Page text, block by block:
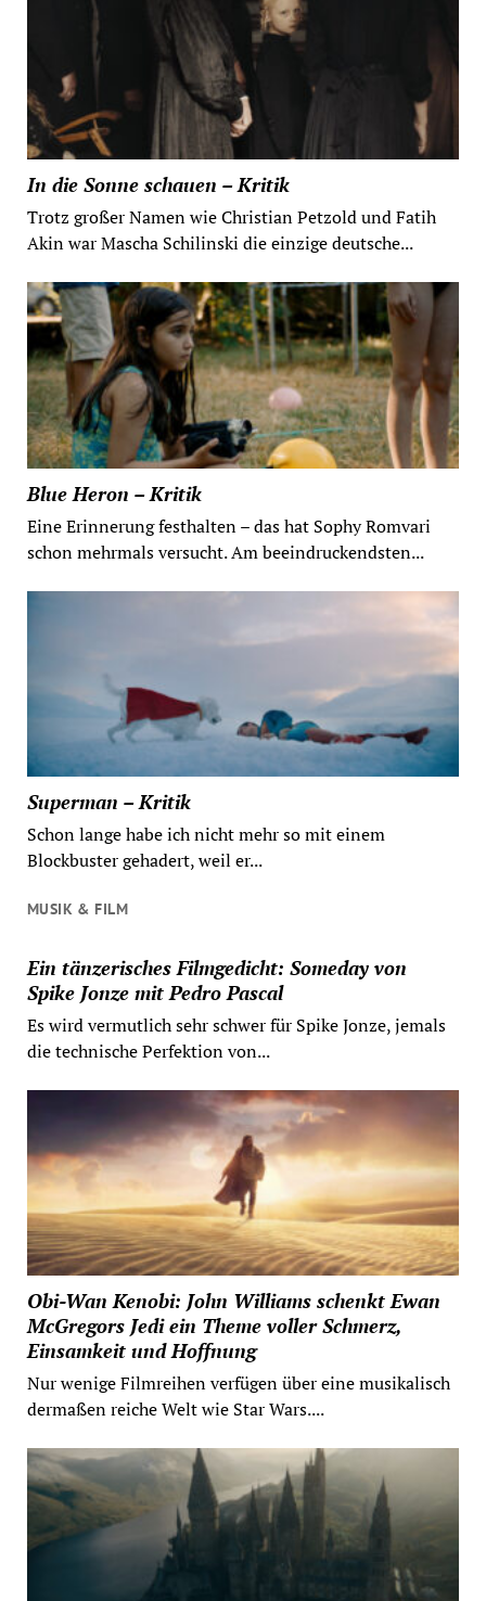
In die Sonne schauen – Kritik
Trotz großer Namen wie Christian Petzold und Fatih
Akin war Mascha Schilinski die einzige deutsche...
Blue Heron – Kritik
Eine Erinnerung festhalten – das hat Sophy Romvari
schon mehrmals versucht. Am beeindruckendsten...
Superman – Kritik
Schon lange habe ich nicht mehr so mit einem
Blockbuster gehadert, weil er...
MUSIK & FILM
Ein tänzerisches Filmgedicht: Someday von
Spike Jonze mit Pedro Pascal
Es wird vermutlich sehr schwer für Spike Jonze, jemals
die technische Perfektion von...
Obi-Wan Kenobi: John Williams schenkt Ewan
McGregors Jedi ein Theme voller Schmerz,
Einsamkeit und Hoffnung
Nur wenige Filmreihen verfügen über eine musikalisch
dermaßen reiche Welt wie Star Wars....